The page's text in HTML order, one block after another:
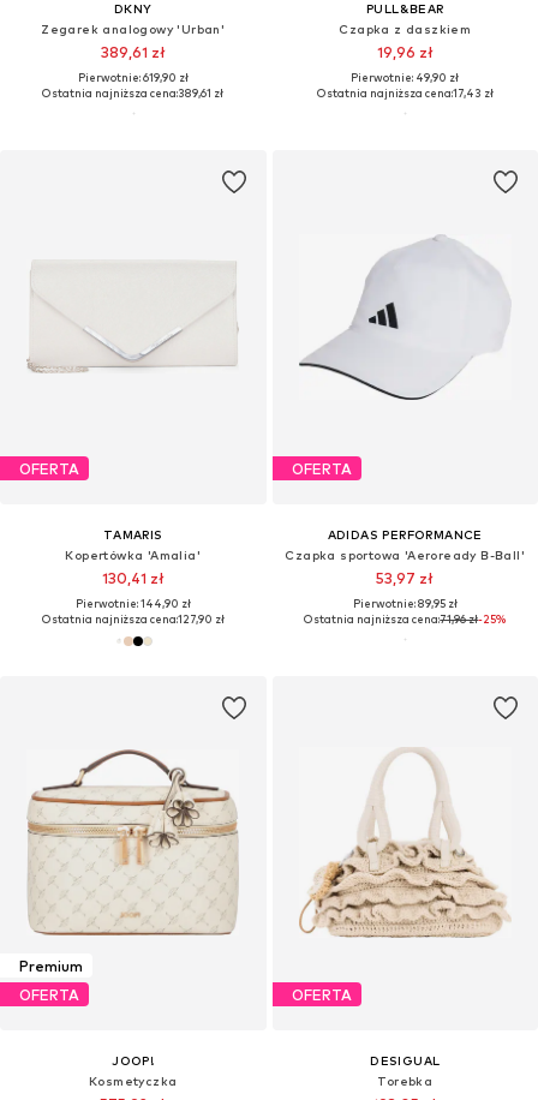
DKNY
Zegarek analogowy 'Urban'
389,61 zł
Pierwotnie: 619,90 zł
Ostatnia najniższa cena:389,61 zł
PULL&BEAR
Czapka z daszkiem
19,96 zł
Pierwotnie: 49,90 zł
Ostatnia najniższa cena:17,43 zł
OFERTA
TAMARIS
Kopertówka 'Amalia'
130,41 zł
Pierwotnie: 144,90 zł
Ostatnia najniższa cena:127,90 zł
OFERTA
ADIDAS PERFORMANCE
Czapka sportowa 'Aeroready B-Ball'
53,97 zł
Pierwotnie: 89,95 zł
Ostatnia najniższa cena:71,96 zł-25%
Premium
OFERTA
JOOP!
Kosmetyczka
OFERTA
DESIGUAL
Torebka